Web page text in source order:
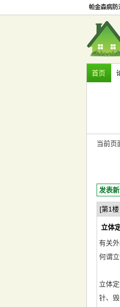
帕金森病防
首页
当前页
发表
[第1
立体
有关
何谓立
立体
针、